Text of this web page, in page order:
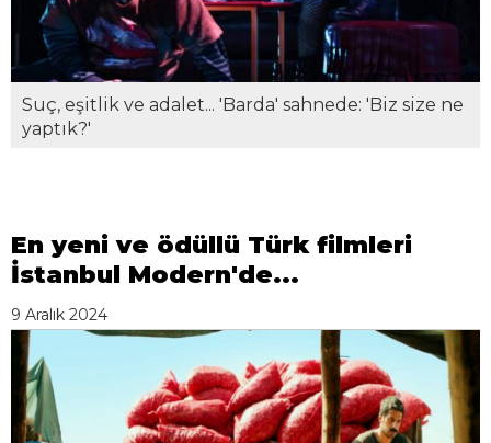
Suç, eşitlik ve adalet... 'Barda' sahnede: 'Biz size ne
yaptık?'
En yeni ve ödüllü Türk filmleri
İstanbul Modern'de...
9 Aralık 2024